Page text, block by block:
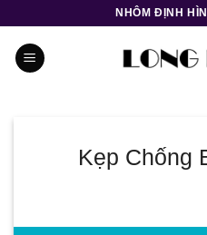
nội
NHÔM ĐỊNH
Kẹp Chống